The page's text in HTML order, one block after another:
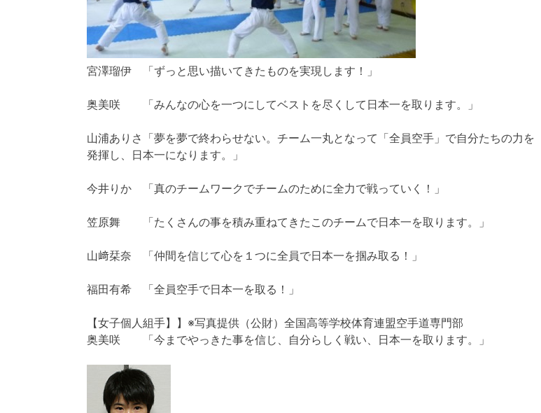
宮澤瑠伊 「ずっと思い描いてきたものを実現します！」
奥美咲 「みんなの心を一つにしてベストを尽くして日本一を取ります。」
山浦ありさ「夢を夢で終わらせない。チーム一丸となって「全員空手」で自分たちの力を
発揮し、日本一になります。」
今井りか 「真のチームワークでチームのために全力で戦っていく！」
笠原舞 「たくさんの事を積み重ねてきたこのチームで日本一を取ります。」
山﨑栞奈 「仲間を信じて心を１つに全員で日本一を掴み取る！」
福田有希 「全員空手で日本一を取る！」
【女子個人組手】】※写真提供（公財）全国高等学校体育連盟空手道専門部
奥美咲 「今までやっきた事を信じ、自分らしく戦い、日本一を取ります。」